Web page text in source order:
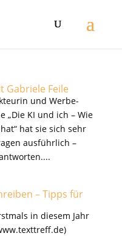
Gabriele Feile
und Werbe-
„Die KI und ich – Wie
hat sie sich sehr
ausführlich –
– Tipps für
in diesem Jahr